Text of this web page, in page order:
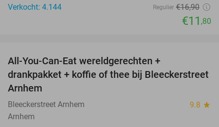
Verkocht: 4.144
Regulier €16,90
€11 ,80
All-You-Can-Eat wereldgerechten +
drankpakket + koffie of thee bij Bleeckerstreet
Arnhem
Bleeckerstreet Arnhem 9.8 star
Arnhem